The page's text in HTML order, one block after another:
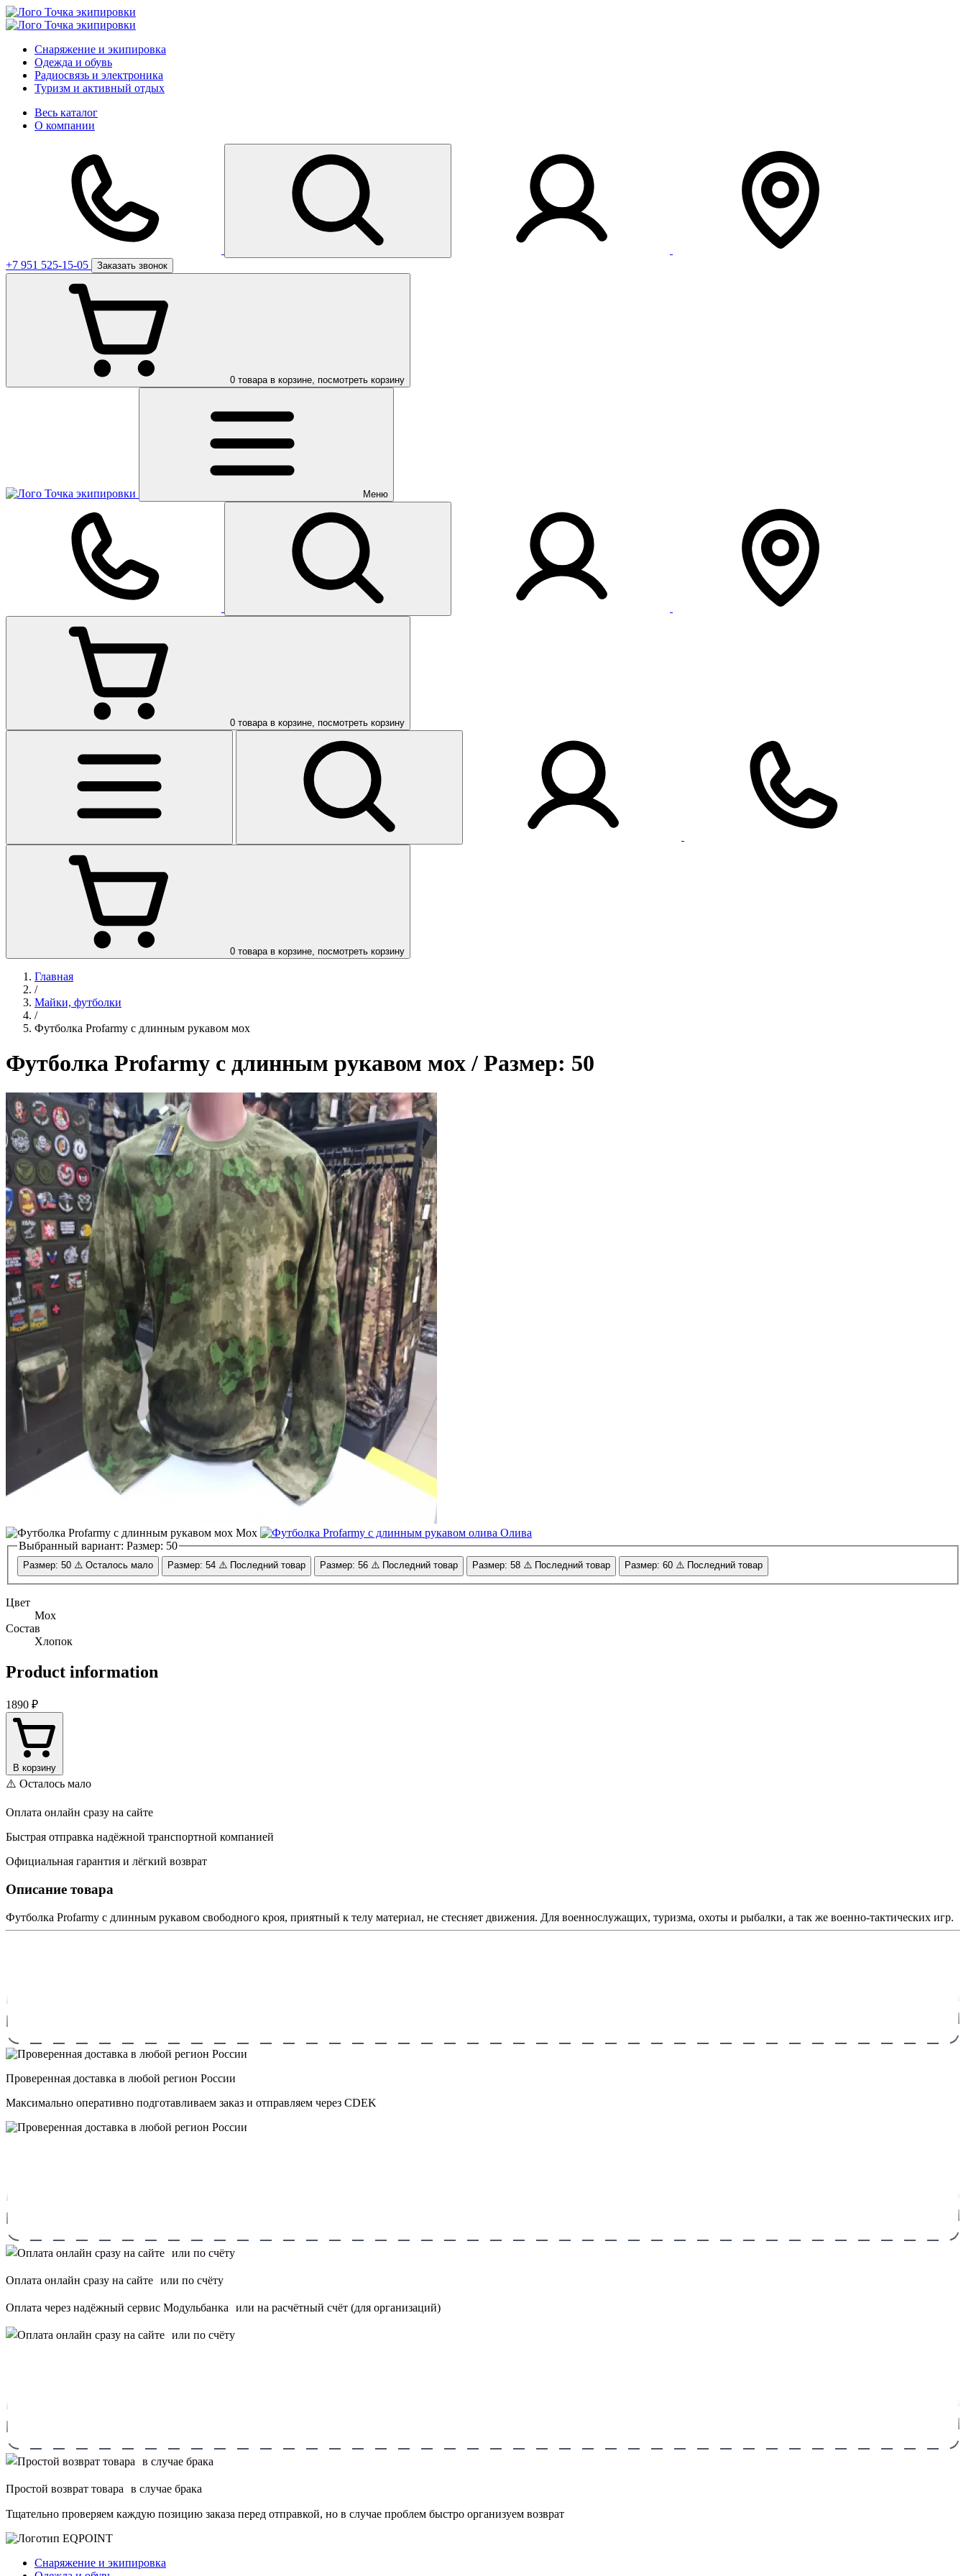
Снаряжение и экипировка
Одежда и обувь
Радиосвязь и электроника
Туризм и активный отдых
Весь каталог
О компании
+7 951 525-15-05 Заказать звонок
0 товара в корзине, посмотреть корзину
Меню
0 товара в корзине, посмотреть корзину
0 товара в корзине, посмотреть корзину
Главная
/
Майки, футболки
/
Футболка Profarmy с длинным рукавом мох
Футболка Profarmy с длинным рукавом мох/ Размер: 50
Мох
Олива
Выбранный вариант: Размер: 50
Размер: 50 ⚠️ Осталось мало Размер: 54 ⚠️ Последний товар Размер: 56 ⚠️ Последний товар Размер: 58 ⚠️ Последний товар Размер: 60 ⚠️ Последний товар
Цвет
Мох
Состав
Хлопок
Product information
1890 ₽
В корзину
⚠️ Осталось мало
Оплата онлайн сразу на сайте
Быстрая отправка надёжной транспортной компанией
Официальная гарантия и лёгкий возврат
Описание товара
Футболка Profarmy с длинным рукавом свободного кроя, приятный к телу материал, не стесняет движения. Для военнослужащих, туризма, охоты и рыбалки, а так же военно-тактических игр.
Проверенная доставка в любой регион России
Максимально оперативно подготавливаем заказ и отправляем через CDEK
Оплата онлайн сразу на сайте или по счёту
Оплата через надёжный сервис Модульбанка или на расчётный счёт (для организаций)
Простой возврат товара в случае брака
Тщательно проверяем каждую позицию заказа перед отправкой, но в случае проблем быстро организуем возврат
Снаряжение и экипировка